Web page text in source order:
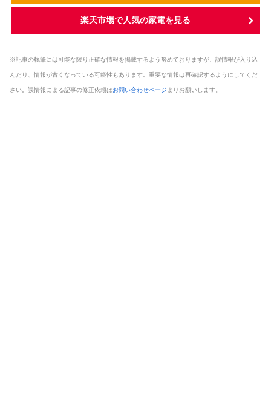
楽天市場で人気の家電を見る
※記事の執筆には可能な限り正確な情報を掲載するよう努めておりますが、誤情報が入り込
んだり、情報が古くなっている可能性もあります。重要な情報は再確認するようにしてくだ
さい。誤情報による記事の修正依頼はお問い合わせページ よりお願いします。